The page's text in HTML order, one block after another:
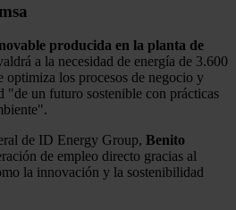
producida en la planta de
a la necesidad de energía de 3.600
optimiza los procesos de negocio y
"de un futuro sostenible con prácticas
de ID Energy Group, Benito
de empleo directo gracias al
la innovación y la sostenibilidad